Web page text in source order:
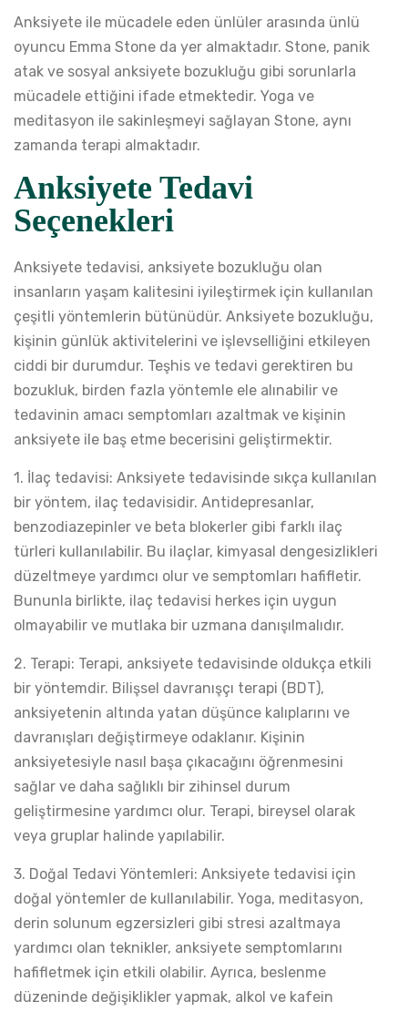
Anksiyete ile mücadele eden ünlüler arasında ünlü
oyuncu Emma Stone da yer almaktadır. Stone, panik
atak ve sosyal anksiyete bozukluğu gibi sorunlarla
mücadele ettiğini ifade etmektedir. Yoga ve
meditasyon ile sakinleşmeyi sağlayan Stone, aynı
zamanda terapi almaktadır.
Anksiyete Tedavi
Seçenekleri
Anksiyete tedavisi, anksiyete bozukluğu olan
insanların yaşam kalitesini iyileştirmek için kullanılan
çeşitli yöntemlerin bütünüdür. Anksiyete bozukluğu,
kişinin günlük aktivitelerini ve işlevselliğini etkileyen
ciddi bir durumdur. Teşhis ve tedavi gerektiren bu
bozukluk, birden fazla yöntemle ele alınabilir ve
tedavinin amacı semptomları azaltmak ve kişinin
anksiyete ile baş etme becerisini geliştirmektir.
1. İlaç tedavisi: Anksiyete tedavisinde sıkça kullanılan
bir yöntem, ilaç tedavisidir. Antidepresanlar,
benzodiazepinler ve beta blokerler gibi farklı ilaç
türleri kullanılabilir. Bu ilaçlar, kimyasal dengesizlikleri
düzeltmeye yardımcı olur ve semptomları hafifletir.
Bununla birlikte, ilaç tedavisi herkes için uygun
olmayabilir ve mutlaka bir uzmana danışılmalıdır.
2. Terapi: Terapi, anksiyete tedavisinde oldukça etkili
bir yöntemdir. Bilişsel davranışçı terapi (BDT),
anksiyetenin altında yatan düşünce kalıplarını ve
davranışları değiştirmeye odaklanır. Kişinin
anksiyetesiyle nasıl başa çıkacağını öğrenmesini
sağlar ve daha sağlıklı bir zihinsel durum
geliştirmesine yardımcı olur. Terapi, bireysel olarak
veya gruplar halinde yapılabilir.
3. Doğal Tedavi Yöntemleri: Anksiyete tedavisi için
doğal yöntemler de kullanılabilir. Yoga, meditasyon,
derin solunum egzersizleri gibi stresi azaltmaya
yardımcı olan teknikler, anksiyete semptomlarını
hafifletmek için etkili olabilir. Ayrıca, beslenme
düzeninde değişiklikler yapmak, alkol ve kafein